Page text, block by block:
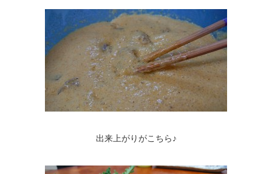
出来上がりがこちら♪